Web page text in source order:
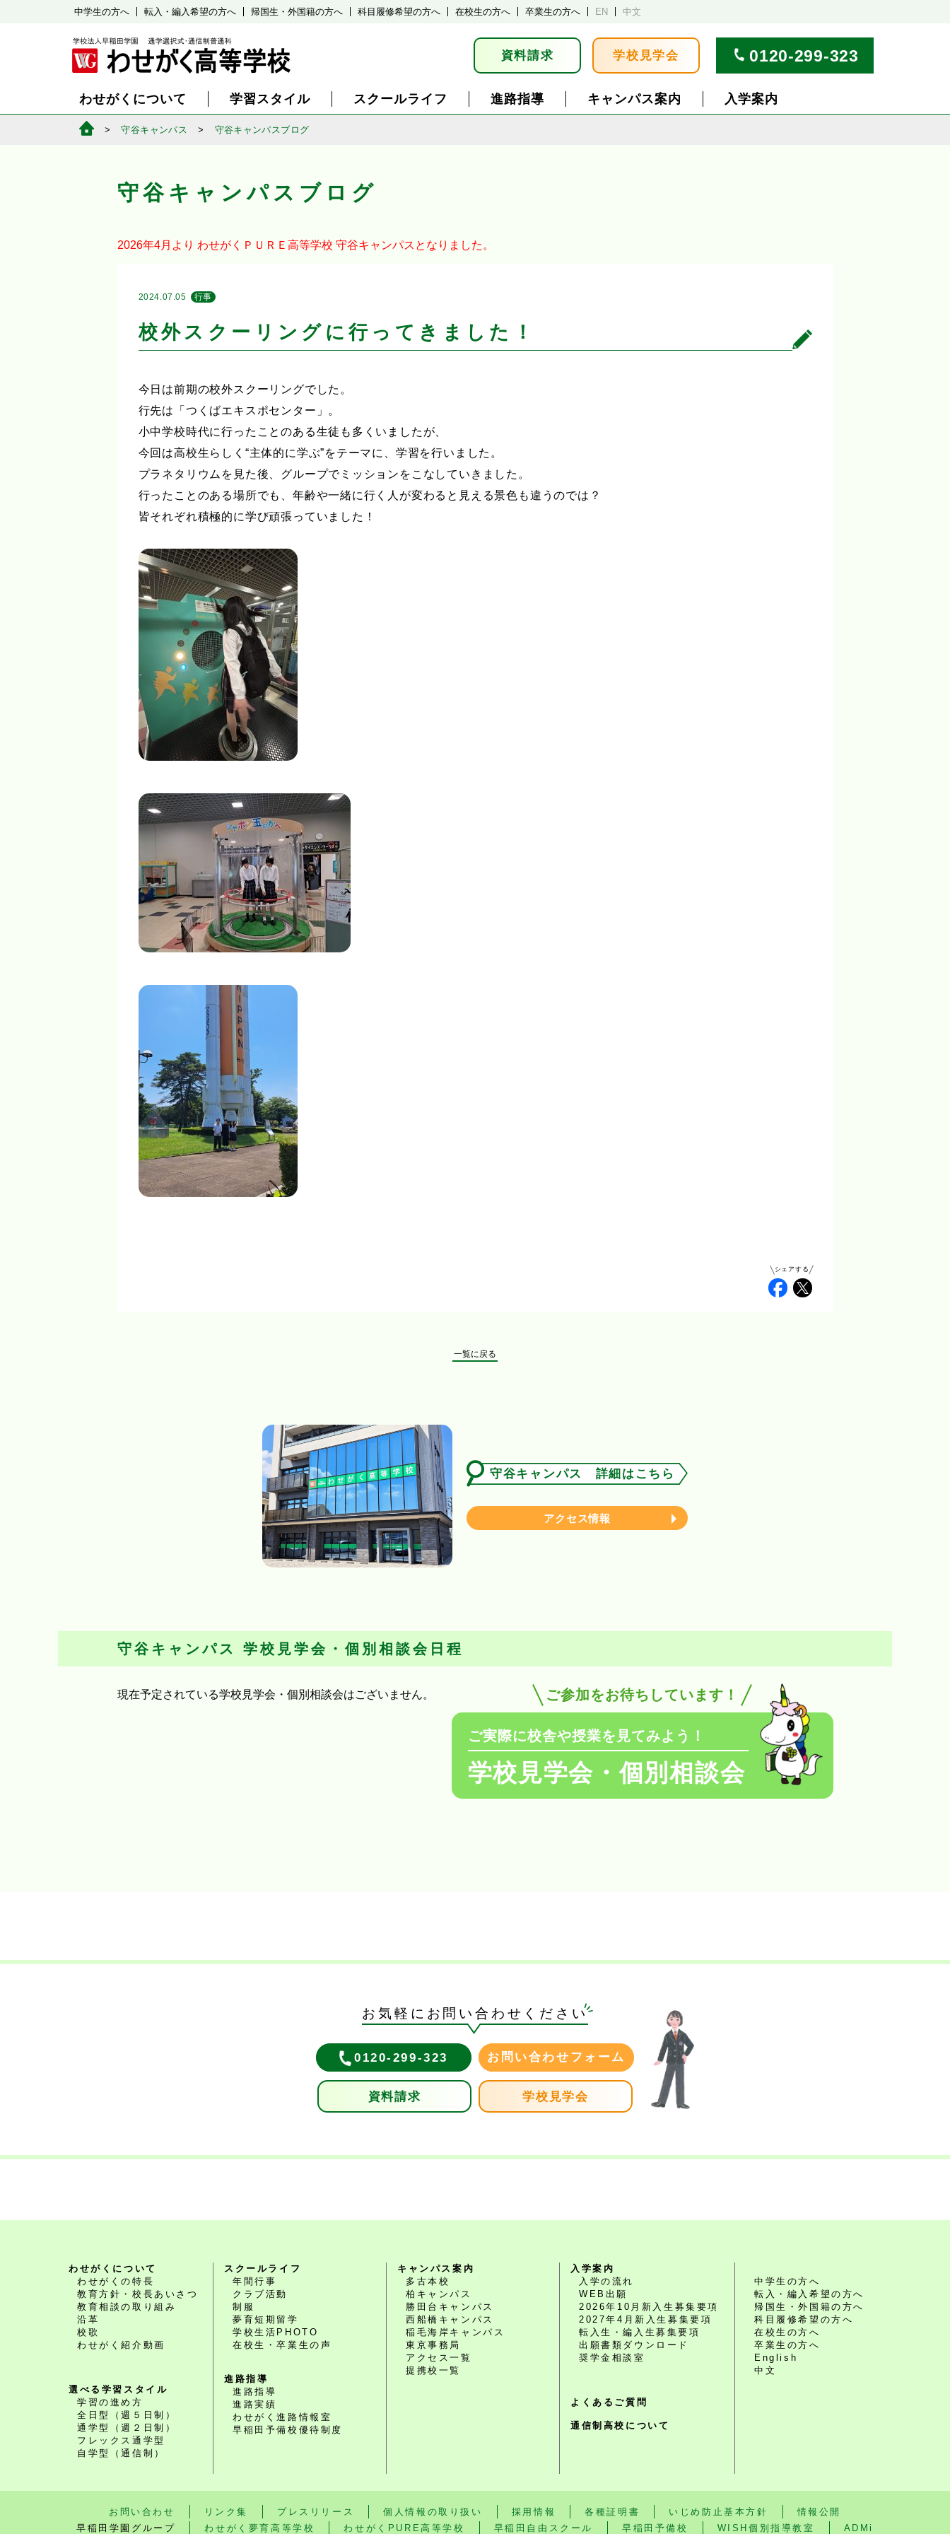
中学生の方へ 転入・編入希望の方へ 帰国生・外国籍の方へ 科目履修希望の方へ 在校生の方へ 卒業生の方へ EN 中文
資料請求 学校見学会 0120-299-323
わせがくについて 学習スタイル スクールライフ 進路指導 キャンパス案内 入学案内
守谷キャンパス 守谷キャンパスブログ
守谷キャンパスブログ
2026年4月より わせがくＰＵＲＥ高等学校 守谷キャンパスとなりました。
2024.07.05 行事
校外スクーリングに行ってきました！
今日は前期の校外スクーリングでした。
行先は「つくばエキスポセンター」。
小中学校時代に行ったことのある生徒も多くいましたが、
今回は高校生らしく“主体的に学ぶ”をテーマに、学習を行いました。
プラネタリウムを見た後、グループでミッションをこなしていきました。
行ったことのある場所でも、年齢や一緒に行く人が変わると見える景色も違うのでは？
皆それぞれ積極的に学び頑張っていました！
シェアする
Facebook
Twitter
一覧に戻る
守谷キャンパス 詳細はこちら
アクセス情報
守谷キャンパス 学校見学会・個別相談会日程
現在予定されている学校見学会・個別相談会はございません。 ご参加をお待ちしています！
ご実際に校舎や授業を見てみよう！
学校見学会・個別相談会
お気軽にお問い合わせください
0120-299-323 お問い合わせフォーム
資料請求 学校見学会
わせがくについて
わせがくの特長
教育方針・校長あいさつ
教育相談の取り組み
沿革
校歌
わせがく紹介動画
選べる学習スタイル
学習の進め方
全日型（週５日制）
通学型（週２日制）
フレックス通学型
自学型（通信制）
スクールライフ
年間行事
クラブ活動
制服
夢育短期留学
学校生活PHOTO
在校生・卒業生の声
進路指導
進路指導
進路実績
わせがく進路情報室
早稲田予備校優待制度
キャンパス案内
多古本校
柏キャンパス
勝田台キャンパス
西船橋キャンパス
稲毛海岸キャンパス
東京事務局
アクセス一覧
提携校一覧
入学案内
入学の流れ
WEB出願
2026年10月新入生募集要項
2027年4月新入生募集要項
転入生・編入生募集要項
出願書類ダウンロード
奨学金相談室
よくあるご質問
通信制高校について
中学生の方へ
転入・編入希望の方へ
帰国生・外国籍の方へ
科目履修希望の方へ
在校生の方へ
卒業生の方へ
English
中文
お問い合わせ リンク集 プレスリリース 個人情報の取り扱い 採用情報 各種証明書 いじめ防止基本方針
情報公開
早稲田学園グループ
わせがく夢育高等学校 わせがくPURE高等学校 早稲田自由スクール 早稲田予備校 WISH個別指導教室 ADMi